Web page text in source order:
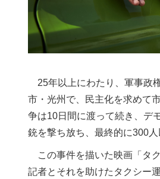
25年以上にわたり、軍事政
市・光州で、民主化を求めて
争は10日間に渡って続き、デ
銃を撃ち放ち、最終的に300
この事件を描いた映画「タ
記者とそれを助けたタクシー